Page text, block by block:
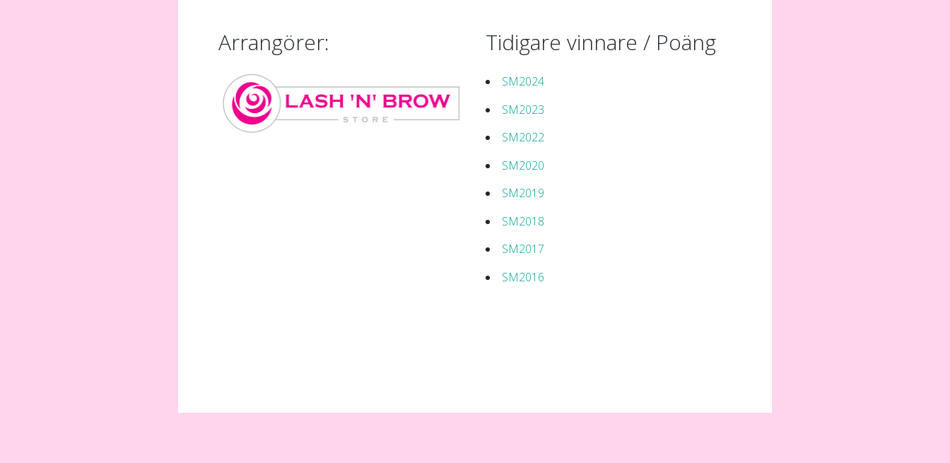
Arrangörer: Tidigare vinnare / Poäng
SM2024
SM2023
SM2022
SM2020
SM2019
SM2018
SM2017
SM2016